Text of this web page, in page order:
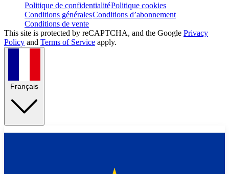
Politique de confidentialitéPolitique cookies
Conditions généralesConditions d’abonnement
Conditions de vente
This site is protected by reCAPTCHA, and the Google Privacy
Policy and Terms of Service apply.
Français